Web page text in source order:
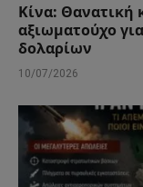
Κίνα: Θανατική
αξιωματούχο
δολαρίων
10/07/2026